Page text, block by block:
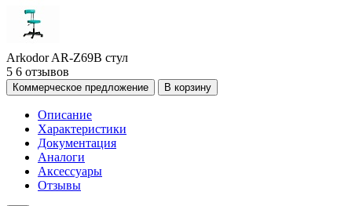
Arkodor AR-Z69B стул
5 6 отзывов
Коммерческое предложение В корзину
Описание
Характеристики
Документация
Аналоги
Аксессуары
Отзывы